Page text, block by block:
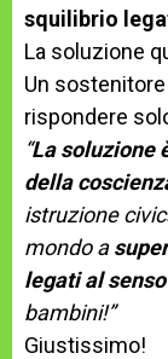
squilibrio
La soluzione
Un
rispondere
“La soluzione
della
istruzione
mondo a
legati al
bambini!”
Giustissimo!